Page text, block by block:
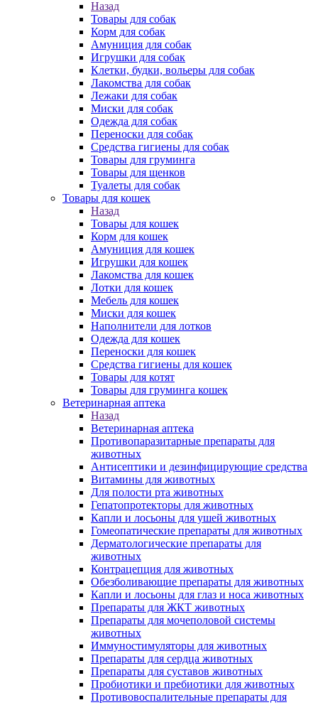
Назад
Товары для собак
Корм для собак
Амуниция для собак
Игрушки для собак
Клетки, будки, вольеры для собак
Лакомства для собак
Лежаки для собак
Миски для собак
Одежда для собак
Переноски для собак
Средства гигиены для собак
Товары для груминга
Товары для щенков
Туалеты для собак
Товары для кошек
Назад
Товары для кошек
Корм для кошек
Амуниция для кошек
Игрушки для кошек
Лакомства для кошек
Лотки для кошек
Мебель для кошек
Миски для кошек
Наполнители для лотков
Одежда для кошек
Переноски для кошек
Средства гигиены для кошек
Товары для котят
Товары для груминга кошек
Ветеринарная аптека
Назад
Ветеринарная аптека
Противопаразитарные препараты для
животных
Антисептики и дезинфицирующие средства
Витамины для животных
Для полости рта животных
Гепатопротекторы для животных
Капли и лосьоны для ушей животных
Гомеопатические препараты для животных
Дерматологические препараты для
животных
Контрацепция для животных
Обезболивающие препараты для животных
Капли и лосьоны для глаз и носа животных
Препараты для ЖКТ животных
Препараты для мочеполовой системы
животных
Иммуностимуляторы для животных
Препараты для сердца животных
Препараты для суставов животных
Пробиотики и пребиотики для животных
Противовоспалительные препараты для